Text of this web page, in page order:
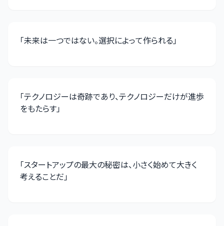
「未来は一つではない。選択によって作られる」
「テクノロジーは奇跡であり、テクノロジーだけが進歩
をもたらす」
「スタートアップの最大の秘密は、小さく始めて大きく
考えることだ」